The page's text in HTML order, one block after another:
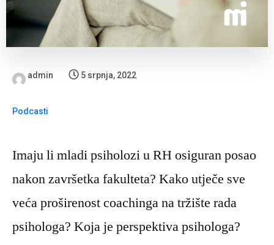
admin 5 srpnja, 2022
Podcasti
Imaju li mladi psiholozi u RH osiguran posao
nakon završetka fakulteta? Kako utječe sve
veća proširenost coachinga na tržište rada
psihologa? Koja je perspektiva psihologa?